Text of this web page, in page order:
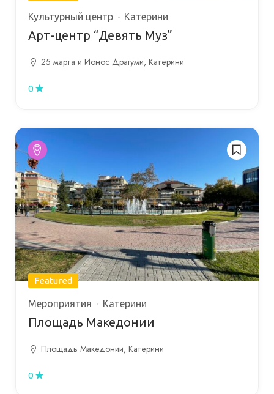
Культурный центр Катерини
Арт-центр “Девять Муз”
25 марта и Ионос Драгуми, Катерини
0
Featured
Мероприятия Катерини
Площадь Македонии
Площадь Македонии, Катерини
0